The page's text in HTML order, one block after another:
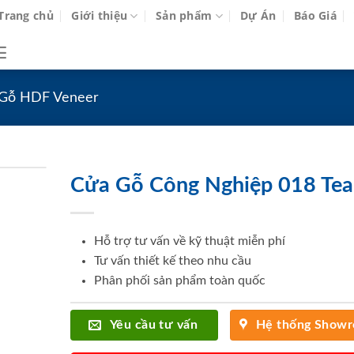
chủ Giới thiệu Sản phẩm Dự Án Báo Giá
HDF Veneer
Cửa Gỗ Công Nghiệp 018
Hỗ trợ tư vấn về kỹ thuật miễn phí
Tư vấn thiết kế theo nhu cầu
Phân phối sản phẩm toàn quốc
Yêu cầu tư vấn Hệ thống